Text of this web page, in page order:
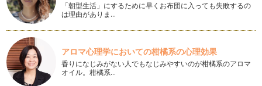
ボウル一つで簡単レアチーズケーキ
こんにちは。お菓子研究家の橋本清美です。 今回は、ゼラチ
ンを…
混ぜるだけ！スフレチーズカップケーキ
こんにちは！お菓子研究家 橋本清美です。 今回は、ボウル
で混ぜるだけの簡単なスフレ…
「朝型生活」にするために早くお布団に入っても失敗するの
は理由がありま…
アロマ心理学においての柑橘系の心理効果
香りになじみがない人でもなじみやすいのが柑橘系のアロマ
オイル。柑橘系…